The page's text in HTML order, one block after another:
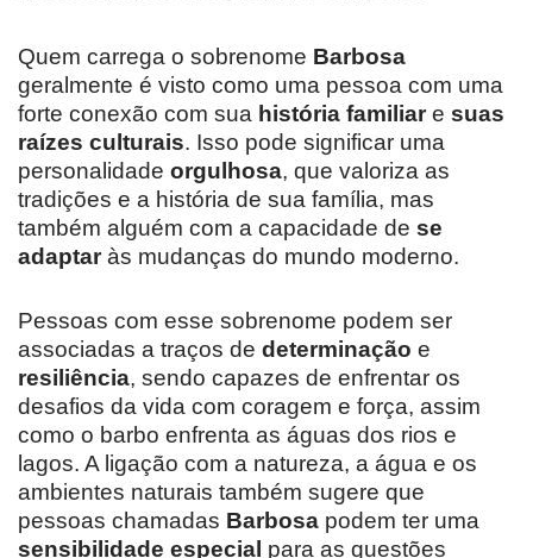
Quem carrega o sobrenome Barbosa
geralmente é visto como uma pessoa com uma
forte conexão com sua história familiare suas
raízes culturais. Isso pode significar uma
personalidade orgulhosa, que valoriza as
tradições e a história de sua família, mas
também alguém com a capacidade de se
adaptaràs mudanças do mundo moderno.
Pessoas com esse sobrenome podem ser
associadas a traços de determinação e
resiliência, sendo capazes de enfrentar os
desafios da vida com coragem e força, assim
como o barbo enfrenta as águas dos rios e
lagos. A ligação com a natureza, a água e os
ambientes naturais também sugere que
pessoas chamadas Barbosa podem ter uma
sensibilidade especial para as questões